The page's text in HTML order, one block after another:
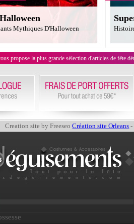
Mythiques D'Halloween
propose la plus grande sélection d'articles de fête
Creation site by FreeseoCréation site Orleans -